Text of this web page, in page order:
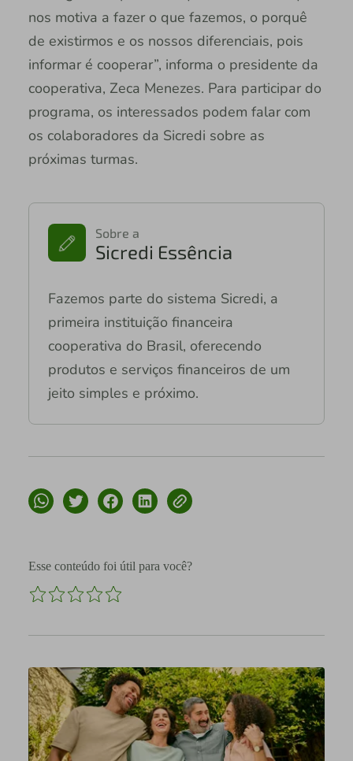
nos motiva a fazer o que fazemos, o porquê
de existirmos e os nossos diferenciais, pois
informar é cooperar”, informa o presidente da
cooperativa, Zeca Menezes. Para participar do
programa, os interessados podem falar com
os colaboradores da Sicredi sobre as
próximas turmas.
Sobre a
Sicredi Essência
Fazemos parte do sistema Sicredi, a
primeira instituição financeira
cooperativa do Brasil, oferecendo
produtos e serviços financeiros de um
jeito simples e próximo.
Esse conteúdo foi útil para você?